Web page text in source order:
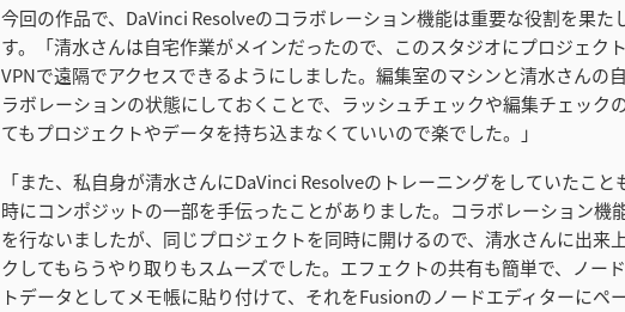
今回の作品で、DaVinci Resolveのコラボレーション機能は重要な役割を果た
す。「清水さんは自宅作業がメインだったので、このスタジオにプロジェク
VPNで遠隔でアクセスできるようにしました。編集室のマシンと清水さんの
ラボレーションの状態にしておくことで、ラッシュチェックや編集チェック
てもプロジェクトやデータを持ち込まなくていいので楽でした。」
「また、私自身が清水さんにDaVinci Resolveのトレーニングをしていたこと
時にコンポジットの一部を手伝ったことがありました。コラボレーション機
を行ないましたが、同じプロジェクトを同時に開けるので、清水さんに出来
クしてもらうやり取りもスムーズでした。エフェクトの共有も簡単で、ノー
トデータとしてメモ帳に貼り付けて、それをFusionのノードエディターにペ